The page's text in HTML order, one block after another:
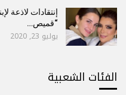
إنتقادات لاذعة
“قميص…
يوليو 23, 2020
الفئات الشعبية